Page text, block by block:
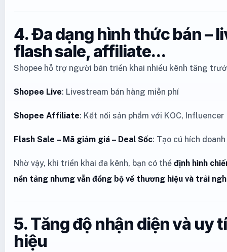
4. Đa dạng hình thức bán –
flash sale, affiliate...
Shopee hỗ trợ người bán triển khai nhiều kênh tăng
Shopee Live: Livestream bán hàng miễn phí
Shopee Affiliate: Kết nối sản phẩm với KOC, Influencer
Flash Sale – Mã giảm giá – Deal Sốc: Tạo cú hích
Nhờ vậy, khi triển khai đa kênh, bạn có thể định hình
nền tảng nhưng vẫn đồng bộ về thương hiệu và trải
5. Tăng độ nhận diện và uy
hiệu